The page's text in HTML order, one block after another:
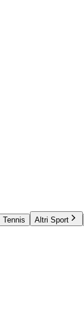
Tennis Altri Sport